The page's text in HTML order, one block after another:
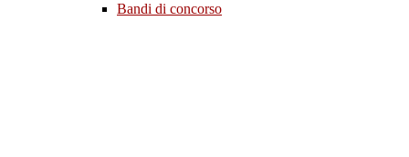
Bandi di concorso